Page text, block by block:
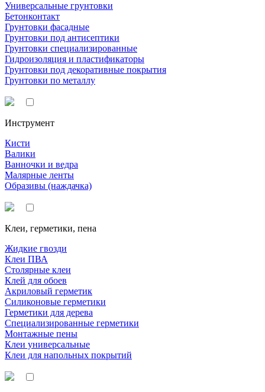
Универсальные грунтовки
Бетонконтакт
Грунтовки фасадные
Грунтовки под антисептики
Грунтовки специализированные
Гидроизоляция и пластификаторы
Грунтовки под декоративные покрытия
Грунтовки по металлу
Инструмент
Кисти
Валики
Ванночки и ведра
Малярные ленты
Образивы (наждачка)
Клеи, герметики, пена
Жидкие гвозди
Клеи ПВА
Столярные клеи
Клей для обоев
Акриловый герметик
Силиконовые герметики
Герметики для дерева
Специализированные герметики
Монтажные пены
Клеи универсальные
Клеи для напольных покрытий